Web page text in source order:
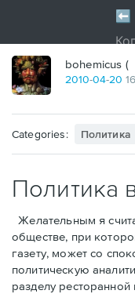
bohemicus (
2010-04-20
Categories: Политика
Политика
Желательным я
обществе, при
газету, может со
политическую
разделу ресторанной